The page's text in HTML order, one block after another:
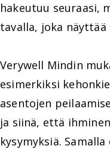
hakeutuu seuraasi,
tavalla, joka
Verywell Mindin
esimerkiksi
asentojen
ja siinä, että
kysymyksiä.